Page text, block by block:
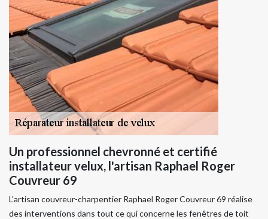
Un professionnel chevronné et certifié
installateur velux, l'artisan Raphael Roger
Couvreur 69
L'artisan couvreur-charpentier Raphael Roger Couvreur 69 réalise
des interventions dans tout ce qui concerne les fenêtres de toit